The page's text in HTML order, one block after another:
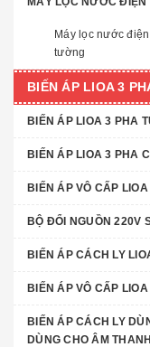
Máy lọc nước
tường
BIẾN ÁP LIOA 3
BIẾN ÁP LIOA 3 PHA
BIẾN ÁP LIOA 3 PHA
BIẾN ÁP VÔ CẤP
BỘ ĐỔI NGUỒN 220V
BIẾN ÁP CÁCH LY
BIẾN ÁP VÔ CẤP
BIẾN ÁP CÁCH LY
DÙNG CHO ÂM THANH